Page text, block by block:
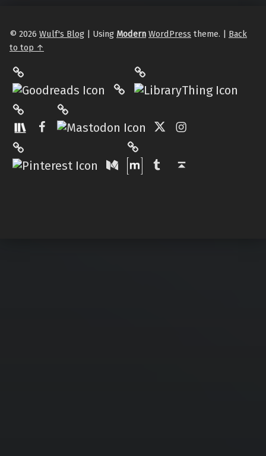
© 2026 Wulf's Blog Using Modern WordPress theme.
Back
to top ↑
Philantrop on Goodreads
Hardcover.App
Facebook
Pinterest
Medium